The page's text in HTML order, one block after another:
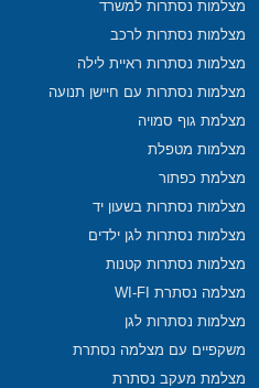
מצלמות נסתרות למשרד
מצלמות נסתרות לרכב
מצלמות נסתרות ראיית לילה
מצלמות נסתרות עם חיישן תנועה
מצלמת גוף סמויה
מצלמות מטפלת
מצלמת כפתור
מצלמות נסתרות בשעון יד
מצלמות נסתרות לגן ילדים
מצלמות נסתרות קטנות
מצלמה נסתרת WI-FI
מצלמות נסתרות לגן
משקפיים עם מצלמה נסתרת
מצלמת מעקב נסתרת